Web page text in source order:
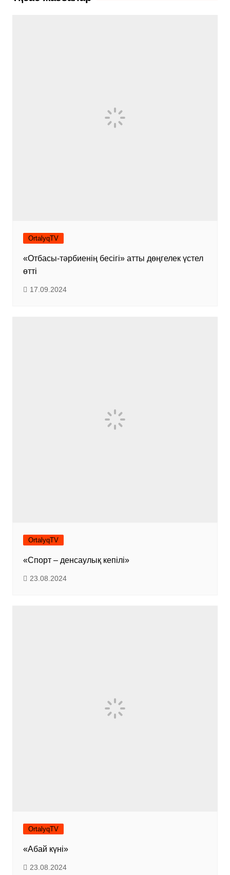
OrtalyqTV
«Отбасы-тәрбиенің бесігі» атты дөңгелек үстел
өтті
17.09.2024
OrtalyqTV
«Спорт – денсаулық кепілі»
23.08.2024
OrtalyqTV
«Абай күні»
23.08.2024